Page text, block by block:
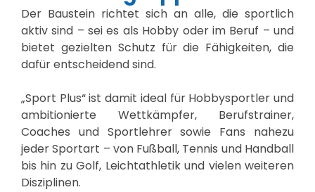
Der Baustein richtet sich an alle, die sportlich
aktiv sind – sei es als Hobby oder im Beruf – und
bietet gezielten Schutz für die Fähigkeiten, die
dafür entscheidend sind.
„Sport Plus“ ist damit ideal für Hobbysportler und
ambitionierte Wettkämpfer, Berufstrainer,
Coaches und Sportlehrer sowie Fans nahezu
jeder Sportart – von Fußball, Tennis und Handball
bis hin zu Golf, Leichtathletik und vielen weiteren
Disziplinen.